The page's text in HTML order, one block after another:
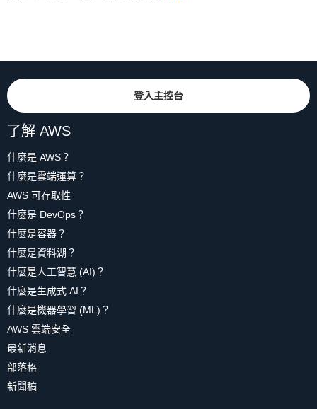
登入主控台
了解 AWS
什麼是 AWS？
什麼是雲端運算？
AWS 可存取性
什麼是 DevOps？
什麼是容器？
什麼是資料湖？
什麼是人工智慧 (AI)？
什麼是生成式 AI？
什麼是機器學習 (ML)？
AWS 雲端安全
最新消息
部落格
新聞稿